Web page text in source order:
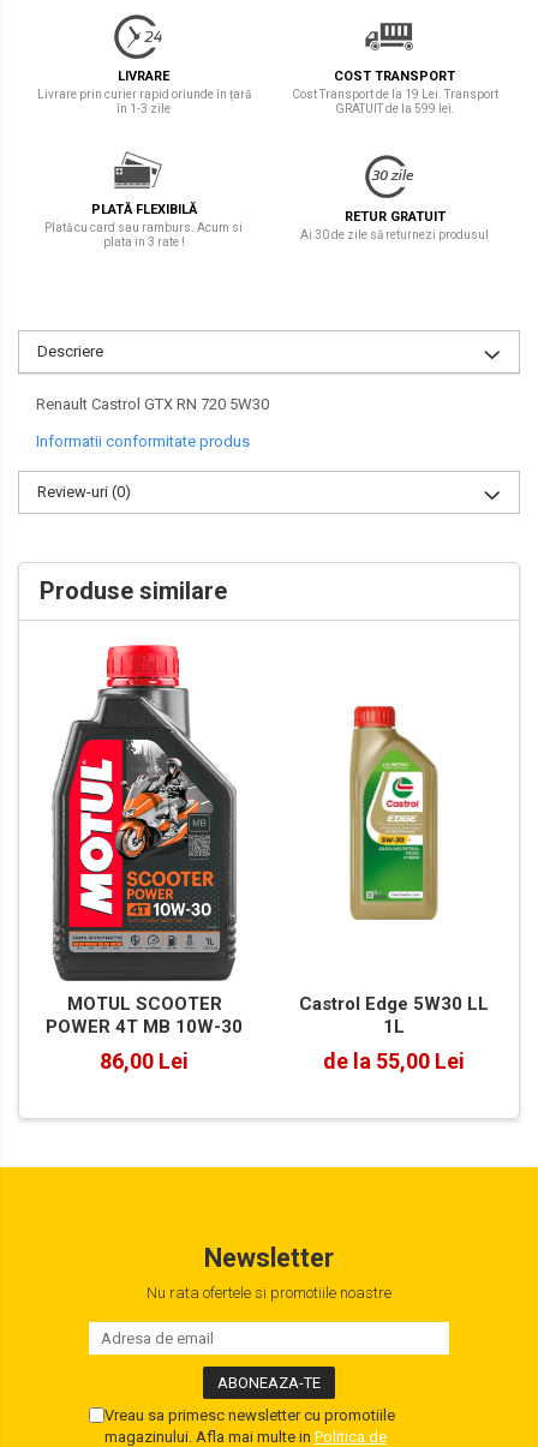
LIVRARE
Livrare prin curier rapid oriunde în țară
în 1-3 zile
COST TRANSPORT
Cost Transport de la 19 Lei. Transport
GRATUIT de la 599 lei.
PLATĂ FLEXIBILĂ
Plată cu card sau ramburs. Acum si
plata in 3 rate !
RETUR GRATUIT
Ai 30 de zile să returnezi produsul
Descriere
Renault Castrol GTX RN 720 5W30
Informatii conformitate produs
Review-uri (0)
Produse similare
MOTUL SCOOTER
POWER 4T MB 10W-30
86,00 Lei
Castrol Edge 5W30 LL
1L
de la 55,00 Lei
Newsletter
Nu rata ofertele si promotiile noastre
Vreau sa primesc newsletter cu promotiile
magazinului. Afla mai multe in Politica de